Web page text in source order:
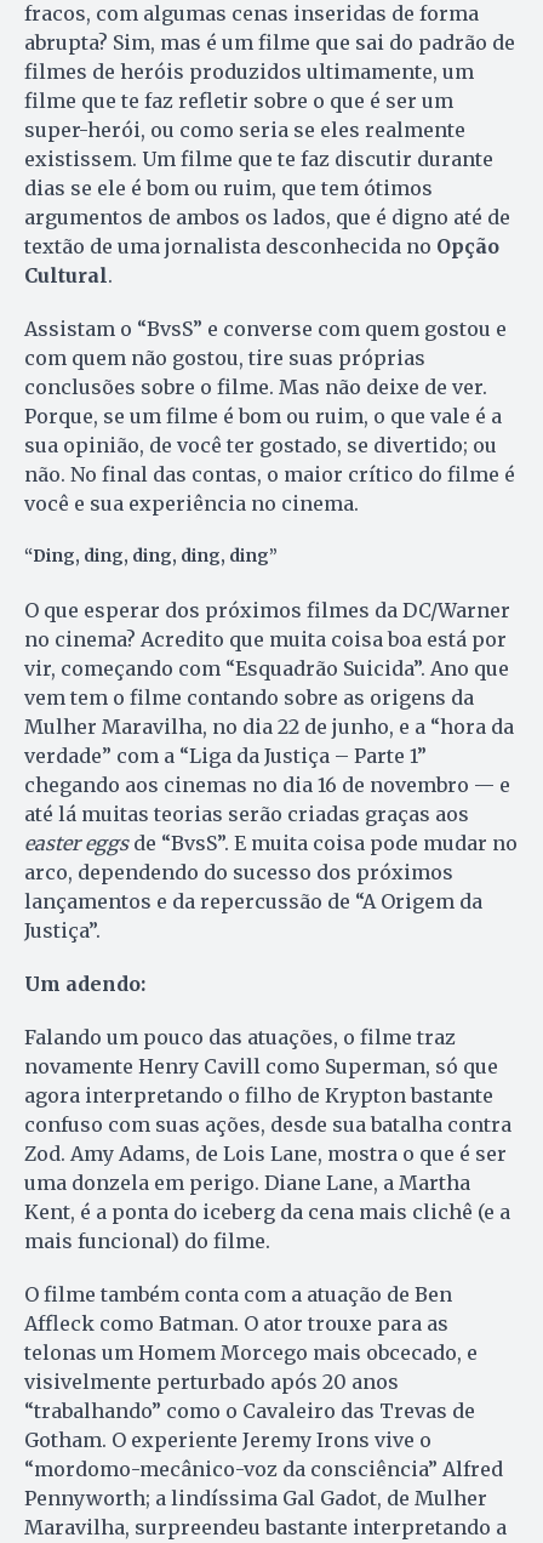
fracos, com algumas cenas inseridas de forma
abrupta? Sim, mas é um filme que sai do padrão de
filmes de heróis produzidos ultimamente, um
filme que te faz refletir sobre o que é ser um
super-herói, ou como seria se eles realmente
existissem. Um filme que te faz discutir durante
dias se ele é bom ou ruim, que tem ótimos
argumentos de ambos os lados, que é digno até de
textão de uma jornalista desconhecida no Opção
Cultural.
Assistam o “BvsS” e converse com quem gostou e
com quem não gostou, tire suas próprias
conclusões sobre o filme. Mas não deixe de ver.
Porque, se um filme é bom ou ruim, o que vale é a
sua opinião, de você ter gostado, se divertido; ou
não. No final das contas, o maior crítico do filme é
você e sua experiência no cinema.
“Ding, ding, ding, ding, ding”
O que esperar dos próximos filmes da DC/Warner
no cinema? Acredito que muita coisa boa está por
vir, começando com “Esquadrão Suicida”. Ano que
vem tem o filme contando sobre as origens da
Mulher Maravilha, no dia 22 de junho, e a “hora da
verdade” com a “Liga da Justiça – Parte 1”
chegando aos cinemas no dia 16 de novembro — e
até lá muitas teorias serão criadas graças aos
easter eggsde “BvsS”. E muita coisa pode mudar no
arco, dependendo do sucesso dos próximos
lançamentos e da repercussão de “A Origem da
Justiça”.
Um adendo:
Falando um pouco das atuações, o filme traz
novamente Henry Cavill como Superman, só que
agora interpretando o filho de Krypton bastante
confuso com suas ações, desde sua batalha contra
Zod. Amy Adams, de Lois Lane, mostra o que é ser
uma donzela em perigo. Diane Lane, a Martha
Kent, é a ponta do iceberg da cena mais clichê (e a
mais funcional) do filme.
O filme também conta com a atuação de Ben
Affleck como Batman. O ator trouxe para as
telonas um Homem Morcego mais obcecado, e
visivelmente perturbado após 20 anos
“trabalhando” como o Cavaleiro das Trevas de
Gotham. O experiente Jeremy Irons vive o
“mordomo-mecânico-voz da consciência” Alfred
Pennyworth; a lindíssima Gal Gadot, de Mulher
Maravilha, surpreendeu bastante interpretando a